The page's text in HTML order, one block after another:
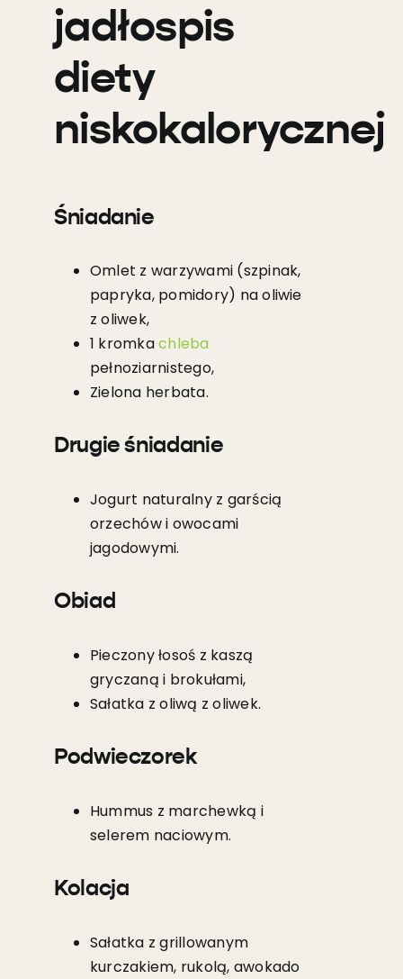
jadłospis
diety
niskokalorycznej
Śniadanie
Omlet z warzywami (szpinak,
papryka, pomidory) na oliwie
z oliwek,
1 kromkachleba
pełnoziarnistego,
Zielona herbata.
Drugie śniadanie
Jogurt naturalny z garścią
orzechów i owocami
jagodowymi.
Obiad
Pieczony łosoś z kaszą
gryczaną i brokułami,
Sałatka z oliwą z oliwek.
Podwieczorek
Hummus z marchewką i
selerem naciowym.
Kolacja
Sałatka z grillowanym
kurczakiem, rukolą, awokado